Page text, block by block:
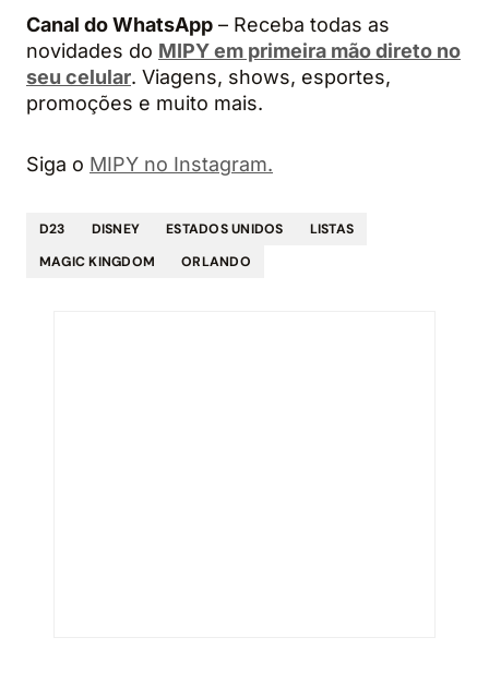
Canal do WhatsApp – Receba todas as
novidades do MIPY em primeira mão direto no
seu celular. Viagens, shows, esportes,
promoções e muito mais.
Siga o MIPY no Instagram.
D23 DISNEY ESTADOS UNIDOS
LISTAS
MAGIC KINGDOM
ORLANDO